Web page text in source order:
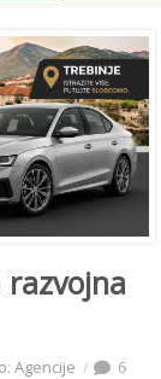
razvojna
Agencije 6